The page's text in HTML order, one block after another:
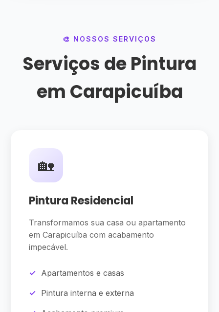
🎨 NOSSOS SERVIÇOS
Serviços de Pintura
em Carapicuíba
🏡
Pintura Residencial
Transformamos sua casa ou apartamento
em Carapicuíba com acabamento
impecável.
Apartamentos e casas
Pintura interna e externa